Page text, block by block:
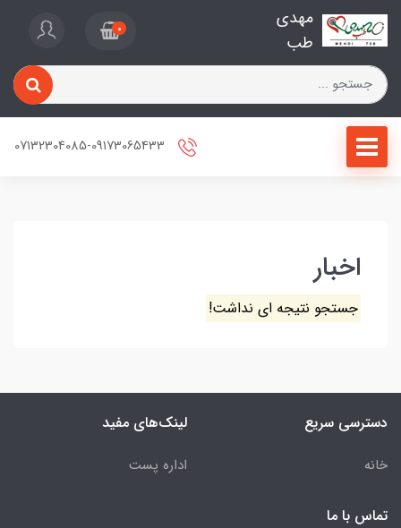
مهدی
طب
0
اخبار
جستجو نتیجه ای نداشت!
دسترسی سریع
خانه
لینک‌های مفید
اداره پست
تماس با ما